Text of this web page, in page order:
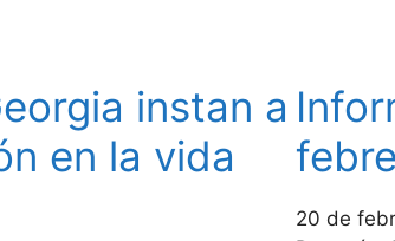
instan a
en la vida
20 de